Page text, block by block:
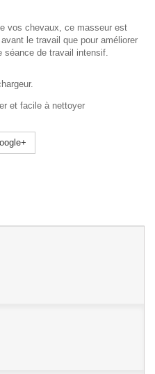
vos chevaux, ce masseur est
le travail que pour améliorer
séance de travail intensif.
et facile à nettoyer